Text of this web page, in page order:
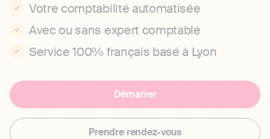
Votre comptabilité automatisée
Avec ou sans expert comptable
Service 100% français basé à Lyon
Démarrer
Prendre rendez-vous